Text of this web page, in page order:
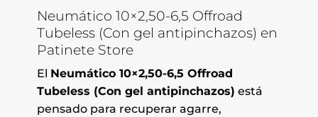
Neumático 10×2,50-6,5 Offroad
Tubeless (Con gel antipinchazos) en
Patinete Store
El Neumático 10×2,50-6,5 Offroad
Tubeless (Con gel antipinchazos) está
pensado para recuperar agarre,